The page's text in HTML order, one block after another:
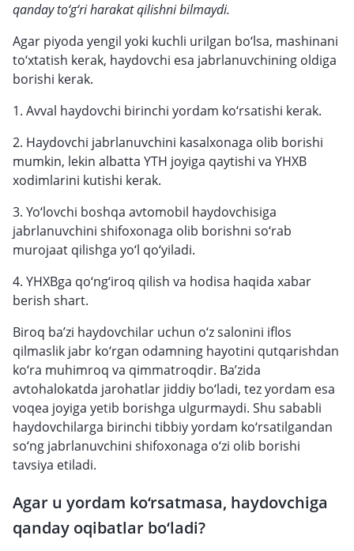
qanday to‘g‘ri harakat qilishni bilmaydi.
Agar piyoda yengil yoki kuchli urilgan bo‘lsa, mashinani
to‘xtatish kerak, haydovchi esa jabrlanuvchining oldiga
borishi kerak.
1. Avval haydovchi birinchi yordam ko‘rsatishi kerak.
2. Haydovchi jabrlanuvchini kasalxonaga olib borishi
mumkin, lekin albatta YTH joyiga qaytishi va YHXB
xodimlarini kutishi kerak.
3. Yo‘lovchi boshqa avtomobil haydovchisiga
jabrlanuvchini shifoxonaga olib borishni so‘rab
murojaat qilishga yo‘l qo‘yiladi.
4. YHXBga qo‘ng‘iroq qilish va hodisa haqida xabar
berish shart.
Biroq ba’zi haydovchilar uchun o‘z salonini iflos
qilmaslik jabr ko‘rgan odamning hayotini qutqarishdan
ko‘ra muhimroq va qimmatroqdir. Ba’zida
avtohalokatda jarohatlar jiddiy bo‘ladi, tez yordam esa
voqea joyiga yetib borishga ulgurmaydi. Shu sababli
haydovchilarga birinchi tibbiy yordam ko‘rsatilgandan
so‘ng jabrlanuvchini shifoxonaga o‘zi olib borishi
tavsiya etiladi.
Agar u yordam ko‘rsatmasa, haydovchiga
qanday oqibatlar bo‘ladi?